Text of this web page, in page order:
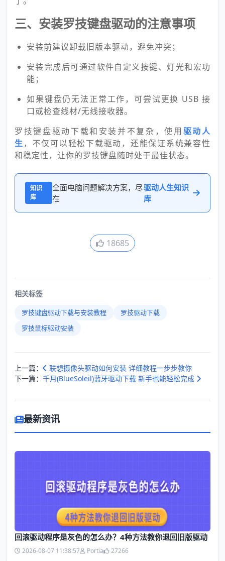
三、安装罗技键盘驱动的注意事项
安装前建议卸载旧版本驱动，避免冲突；
安装完成后可通过软件自定义按键、灯光和宏功
能；
如果键盘仍无法正常工作，可尝试更换 USB 接
口或检查线材/无线接收器。
罗技键盘驱动下载和安装并不复杂，使用驱动人
生 ，不仅可以轻松下载驱动，还能保证系统兼容性
和稳定性，让你的罗技键盘随时处于最佳状态。
知识
库
全面电脑问题解决方案，尽
在
驱动人生知识
库
18685
相关标签
罗技键盘驱动下载与安装教程
罗技驱动下载
罗技鼠标驱动安装
上一篇：
联想摄像头驱动如何安装 详细教程一步步教你
下一篇： 千月(BlueSoleil)蓝牙驱动下载 新手也能轻松完成
最新资讯
回滚驱动程序是灰色的怎么办？4种方法教你退回旧版驱动
2026-08-07 11:38:57 Portia 27266